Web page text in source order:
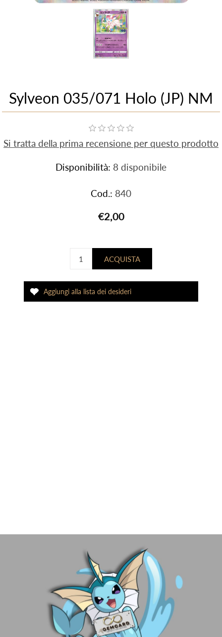
Sylveon 035/071 Holo (JP) NM
Si tratta della prima recensione per questo prodotto
Disponibilità: 8 disponibile
Cod.: 840
€2,00